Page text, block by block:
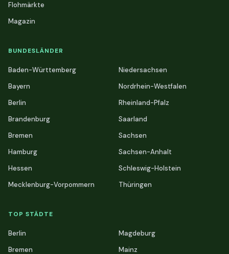
Flohmärkte
Magazin
BUNDESLÄNDER
Baden-Württemberg
Bayern
Berlin
Brandenburg
Bremen
Hamburg
Hessen
Mecklenburg-Vorpommern
Niedersachsen
Nordrhein-Westfalen
Rheinland-Pfalz
Saarland
Sachsen
Sachsen-Anhalt
Schleswig-Holstein
Thüringen
TOP STÄDTE
Berlin
Bremen
Magdeburg
Mainz